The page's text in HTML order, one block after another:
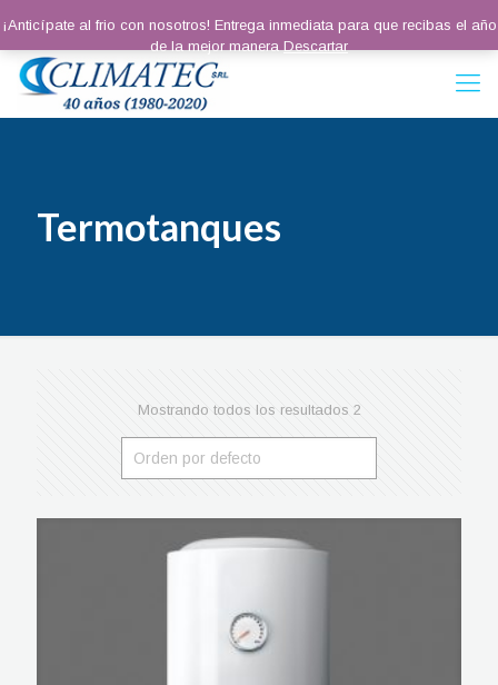
Termotanques
Mostrando todos los resultados 2
¡Anticípate al frio con nosotros! Entrega inmediata para que recibas el año
de la mejor maneraDescartar